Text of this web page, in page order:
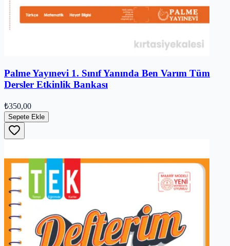
Palme Yayınevi 1. Sınıf Yanında Ben Varım Tüm
Dersler Etkinlik Bankası
₺350,00
Sepete Ekle